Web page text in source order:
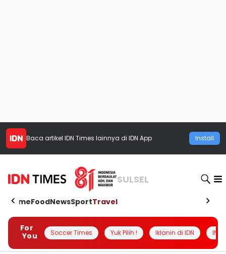
Baca artikel IDN Times lainnya di IDN App Install
SULSEL
HomeFoodNewsSportTravel
For
You
Soccer Times Yuk Pilih ! Iklanin di IDN